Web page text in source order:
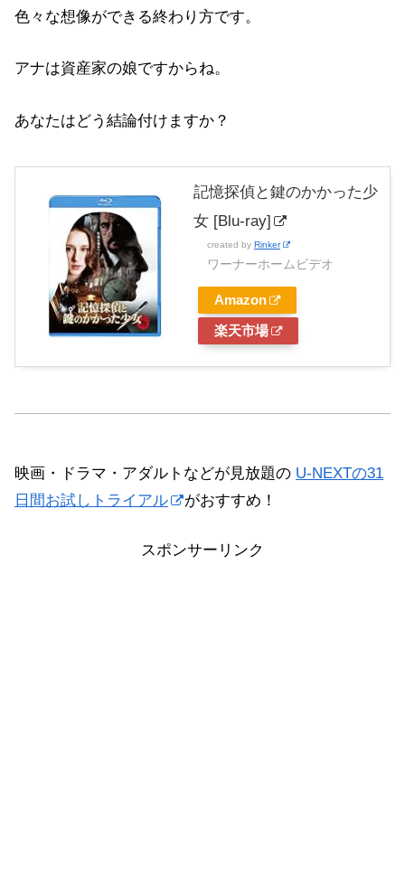
色々な想像ができる終わり方です。
アナは資産家の娘ですからね。
あなたはどう結論付けますか？
記憶探偵と鍵のかかった少
女 [Blu-ray]
created by Rinker
ワーナーホームビデオ
Amazon
楽天市場
映画・ドラマ・アダルトなどが見放題の U-NEXTの31
日間お試しトライアル
がおすすめ！
スポンサーリンク